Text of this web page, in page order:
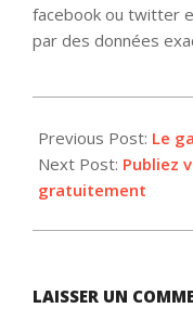
facebook ou twitter
par des données
12-
04
Previous Post: Le
Next Post: Publiez
gratuitement
LAISSER UN